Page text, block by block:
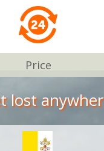
Price
lost